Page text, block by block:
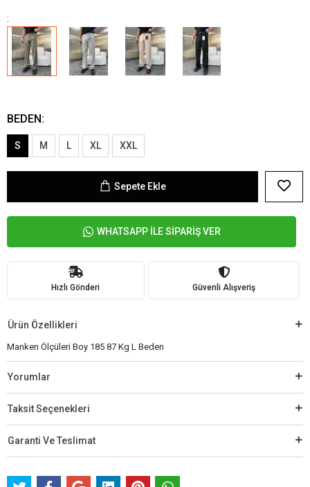
:
BEDEN:
S M L XL XXL
Sepete Ekle
WHATSAPP İLE SİPARİŞ VER
Hızlı Gönderi Güvenli Alışveriş
Ürün Özellikleri
Manken Ölçüleri Boy 185 87 Kg L Beden
Yorumlar
Taksit Seçenekleri
Garanti Ve Teslimat